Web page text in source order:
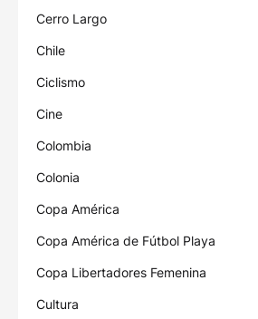
Cerro Largo
Chile
Ciclismo
Cine
Colombia
Colonia
Copa América
Copa América de Fútbol Playa
Copa Libertadores Femenina
Cultura